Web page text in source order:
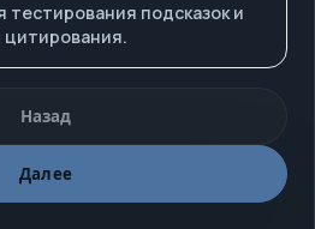
подсказок и
цитирования.
Назад
Далее